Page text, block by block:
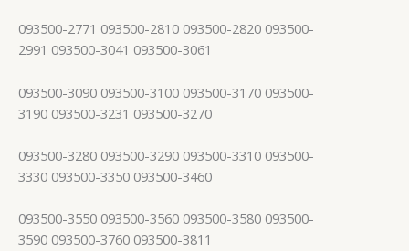
093500-2771 093500-2810 093500-2820 093500-
2991 093500-3041 093500-3061
093500-3090 093500-3100 093500-3170 093500-
3190 093500-3231 093500-3270
093500-3280 093500-3290 093500-3310 093500-
3330 093500-3350 093500-3460
093500-3550 093500-3560 093500-3580 093500-
3590 093500-3760 093500-3811